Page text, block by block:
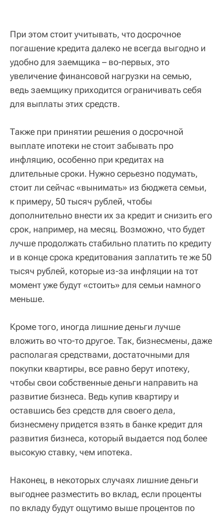
При этом стоит учитывать, что досрочное
погашение кредита далеко не всегда выгодно и
удобно для заемщика – во-первых, это
увеличение финансовой нагрузки на семью,
ведь заемщику приходится ограничивать себя
для выплаты этих средств.
Также при принятии решения о досрочной
выплате ипотеки не стоит забывать про
инфляцию, особенно при кредитах на
длительные сроки. Нужно серьезно подумать,
стоит ли сейчас «вынимать» из бюджета семьи,
к примеру, 50 тысяч рублей, чтобы
дополнительно внести их за кредит и снизить его
срок, например, на месяц. Возможно, что будет
лучше продолжать стабильно платить по кредиту
и в конце срока кредитования заплатить те же 50
тысяч рублей, которые из-за инфляции на тот
момент уже будут «стоить» для семьи намного
меньше.
Кроме того, иногда лишние деньги лучше
вложить во что-то другое. Так, бизнесмены, даже
располагая средствами, достаточными для
покупки квартиры, все равно берут ипотеку,
чтобы свои собственные деньги направить на
развитие бизнеса. Ведь купив квартиру и
оставшись без средств для своего дела,
бизнесмену придется взять в банке кредит для
развития бизнеса, который выдается под более
высокую ставку, чем ипотека.
Наконец, в некоторых случаях лишние деньги
выгоднее разместить во вклад, если проценты
по вкладу будут ощутимо выше процентов по